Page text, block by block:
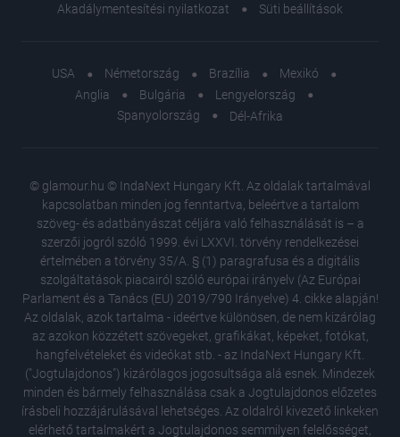
Akadálymentesítési nyilatkozat
Süti beállítások
USA Németország Brazília
Mexikó
Anglia
Bulgária
Lengyelország
Spanyolország
Dél-Afrika
© glamour.hu © IndaNext Hungary Kft. Az oldalak tartalmával
kapcsolatban minden jog fenntartva, beleértve a tartalom
szöveg- és adatbányászat céljára való felhasználását is – a
szerzői jogról szóló 1999. évi LXXVI. törvény rendelkezései
értelmében a törvény 35/A. § (1) paragrafusa és a digitális
szolgáltatások piacairól szóló európai irányelv (Az Európai
Parlament és a Tanács (EU) 2019/790 Irányelve) 4. cikke alapján!
Az oldalak, azok tartalma - ideértve különösen, de nem kizárólag
az azokon közzétett szövegeket, grafikákat, képeket, fotókat,
hangfelvételeket és videókat stb. - az IndaNext Hungary Kft.
("Jogtulajdonos") kizárólagos jogosultsága alá esnek. Mindezek
minden és bármely felhasználása csak a Jogtulajdonos előzetes
írásbeli hozzájárulásával lehetséges. Az oldalról kivezető linkeken
elérhető tartalmakért a Jogtulajdonos semmilyen felelősséget,